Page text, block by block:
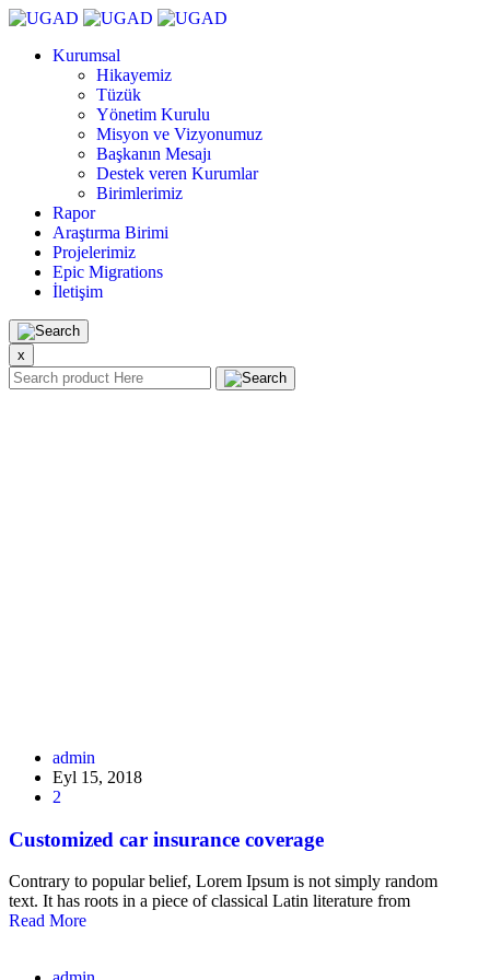
Kurumsal
Hikayemiz
Tüzük
Yönetim Kurulu
Misyon ve Vizyonumuz
Başkanın Mesajı
Destek veren Kurumlar
Birimlerimiz
Rapor
Araştırma Birimi
Projelerimiz
Epic Migrations
İletişim
x
admin
Eyl 15, 2018
2
Customized car insurance coverage
Contrary to popular belief, Lorem Ipsum is not simply random
text. It has roots in a piece of classical Latin literature from
Read More